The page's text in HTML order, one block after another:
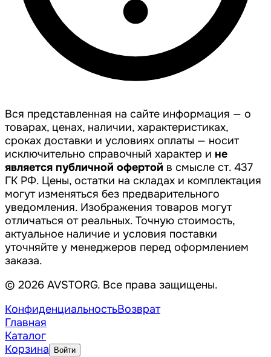
Вся представленная на сайте информация — о
товарах, ценах, наличии, характеристиках,
сроках доставки и условиях оплаты — носит
исключительно справочный характер и не
является публичной офертой в смысле ст. 437
ГК РФ. Цены, остатки на складах и комплектация
могут изменяться без предварительного
уведомления. Изображения товаров могут
отличаться от реальных. Точную стоимость,
актуальное наличие и условия поставки
уточняйте у менеджеров перед оформлением
заказа.
© 2026 AVSTORG. Все права защищены.
КонфиденциальностьВозврат
Главная
Каталог
Корзина
Войти